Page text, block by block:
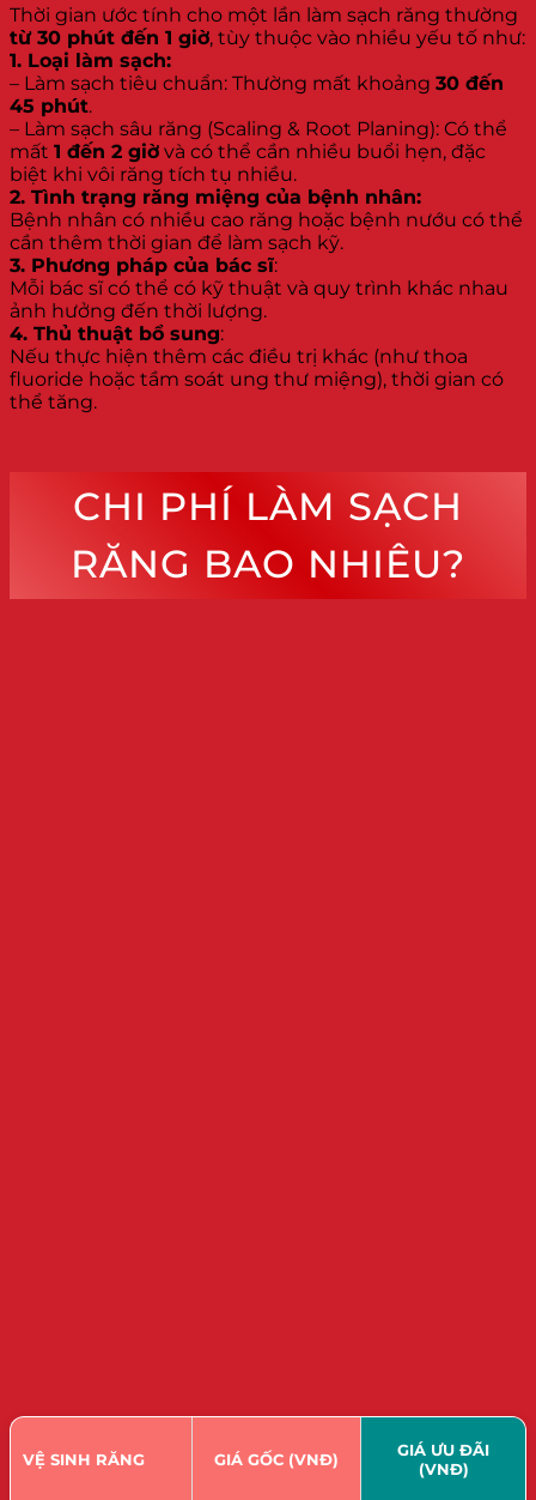
Thời gian ước tính cho một lần làm sạch răng thường
từ 30 phút đến 1 giờ, tùy thuộc vào nhiều yếu tố như:
1. Loại làm sạch:
– Làm sạch tiêu chuẩn: Thường mất khoảng 30 đến
45 phút.
– Làm sạch sâu răng (Scaling & Root Planing): Có thể
mất 1 đến 2 giờ và có thể cần nhiều buổi hẹn, đặc
biệt khi vôi răng tích tụ nhiều.
2. Tình trạng răng miệng của bệnh nhân:
Bệnh nhân có nhiều cao răng hoặc bệnh nướu có thể
cần thêm thời gian để làm sạch kỹ.
3. Phương pháp của bác sĩ:
Mỗi bác sĩ có thể có kỹ thuật và quy trình khác nhau
ảnh hưởng đến thời lượng.
4. Thủ thuật bổ sung:
Nếu thực hiện thêm các điều trị khác (như thoa
fluoride hoặc tầm soát ung thư miệng), thời gian có
thể tăng.
CHI PHÍ LÀM SẠCH
RĂNG BAO NHIÊU?
VỆ SINH RĂNG GIÁ GỐC (VNĐ)
GIÁ ƯU ĐÃI
(VNĐ)